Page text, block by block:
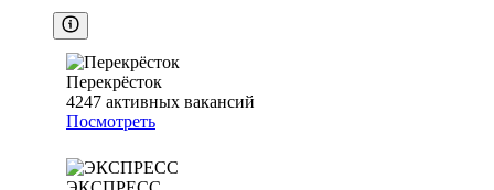
Перекрёсток
4247 активных вакансий
Посмотреть